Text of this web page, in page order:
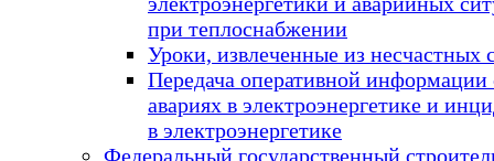
при теплоснабжении
Уроки, извлеченные из несчастных
Передача оперативной информации
авариях в электроэнергетике и
в электроэнергетике
Федеральный государственный